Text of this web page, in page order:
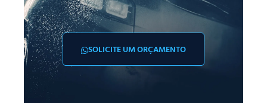
SOLICITE UM ORÇAMENTO